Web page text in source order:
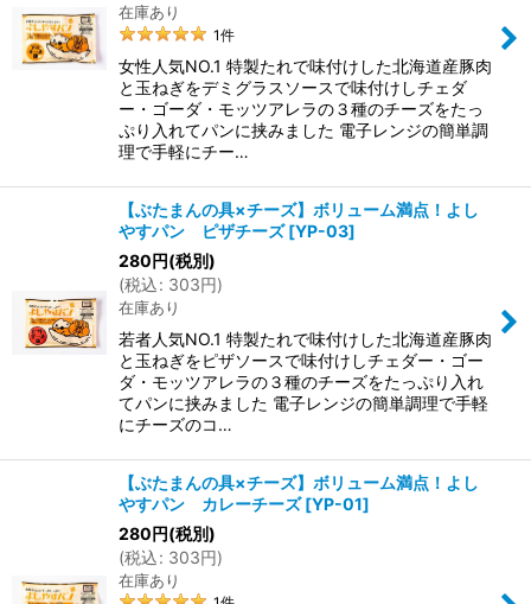
在庫あり
1件
女性人気NO.1 特製たれで味付けした北海道産豚肉
と玉ねぎをデミグラスソースで味付けしチェダ
ー・ゴーダ・モッツアレラの３種のチーズをたっ
ぷり入れてパンに挟みました 電子レンジの簡単調
理で手軽にチー…
【ぶたまんの具×チーズ】ボリューム満点！よし
やすパン ピザチーズ [YP-03]
280円(税別)
(税込: 303円)
在庫あり
若者人気NO.1 特製たれで味付けした北海道産豚肉
と玉ねぎをピザソースで味付けしチェダー・ゴー
ダ・モッツアレラの３種のチーズをたっぷり入れ
てパンに挟みました 電子レンジの簡単調理で手軽
にチーズのコ…
【ぶたまんの具×チーズ】ボリューム満点！よし
やすパン カレーチーズ [YP-01]
280円(税別)
(税込: 303円)
在庫あり